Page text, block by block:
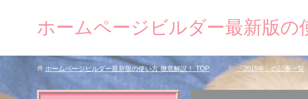
ホームページビルダー最新版の
ホームページビルダー最新版の使い方 徹底解説！ TOP 「2016年」の記事一覧